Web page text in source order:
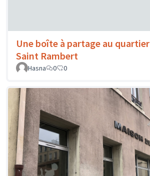
Une boîte à partage au quartier
Saint Rambert
Hasna
0 0